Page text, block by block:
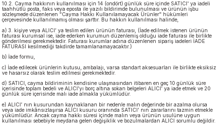
10.2. Cayma hakkının kullanılması için 14 (ondört) günlük süre içinde SATICI' ya iadeli
taahhütlü posta, faks veya eposta ile yazılı bildirimde bulunulması ve ürünün işbu
sözleşmede düzenlenen "Cayma Hakkı Kullanılamayacak Ürünler" hükümleri
çerçevesinde kullanılmamış olması şarttır. Bu hakkın kullanılması halinde,
a) 3. kişiye veya ALICI’ ya teslim edilen ürünün faturası, (İade edilmek istenen ürünün
faturası kurumsal ise, iade ederken kurumun düzenlemiş olduğu iade faturası ile birlikte
gönderilmesi gerekmektedir. Faturası kurumlar adına düzenlenen sipariş iadeleri İADE
FATURASI kesilmediği takdirde tamamlanamayacaktır.)
b) İade formu,
c) İade edilecek ürünlerin kutusu, ambalajı, varsa standart aksesuarları ile birlikte eksiksiz
ve hasarsız olarak teslim edilmesi gerekmektedir.
d) SATICI, cayma bildiriminin kendisine ulaşmasından itibaren en geç 10 günlük süre
içerisinde toplam bedeli ve ALICI’yı borç altına sokan belgeleri ALICI’ ya iade etmek ve 20
günlük süre içerisinde malı iade almakla yükümlüdür.
e) ALICI’ nın kusurundan kaynaklanan bir nedenle malın değerinde bir azalma olursa
veya iade imkânsızlaşırsa ALICI kusuru oranında SATICI’ nın zararlarını tazmin etmekle
yükümlüdür. Ancak cayma hakkı süresi içinde malın veya ürünün usulüne uygun
kullanılması sebebiyle meydana gelen değişiklik ve bozulmalardan ALICI sorumlu değildir.